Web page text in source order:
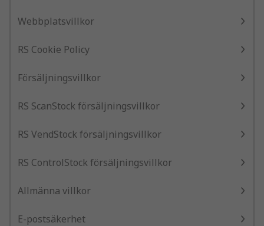
Webbplatsvillkor
RS Cookie Policy
Försäljningsvillkor
RS ScanStock försäljningsvillkor
RS VendStock försäljningsvillkor
RS ControlStock försäljningsvillkor
Allmänna villkor
E-postsäkerhet